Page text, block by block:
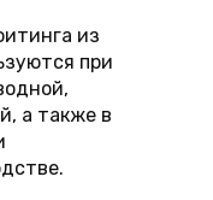
из
при
а также в